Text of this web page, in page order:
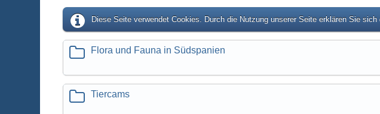
Diese Seite verwendet Cookies. Durch die Nutzung unserer Seite erklären Sie
Flora und Fauna in Südspanien
Tiercams